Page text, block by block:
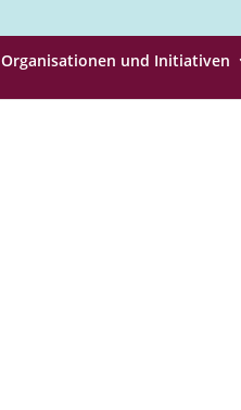
Organisationen und Initiativen